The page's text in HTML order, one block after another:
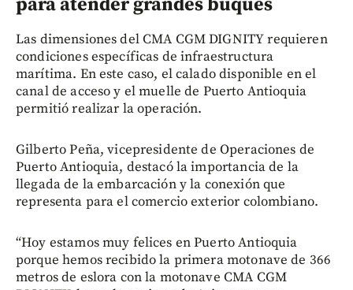
Las dimensiones del CMA CGM DIGNITY requieren
condiciones específicas de infraestructura
marítima. En este caso, el calado disponible en el
canal de acceso y el muelle de Puerto Antioquia
permitió realizar la operación.
Gilberto Peña, vicepresidente de Operaciones de
Puerto Antioquia, destacó la importancia de la
llegada de la embarcación y la conexión que
representa para el comercio exterior colombiano.
“Hoy estamos muy felices en Puerto Antioquia
porque hemos recibido la primera motonave de 366
metros de eslora con la motonave CMA CGM